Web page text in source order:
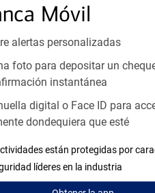
Móvil
alertas personalizadas
foto para depositar un
instantánea
digital o Face ID para
dondequiera que esté
están protegidas por
líderes en la industria
No Tienen
No